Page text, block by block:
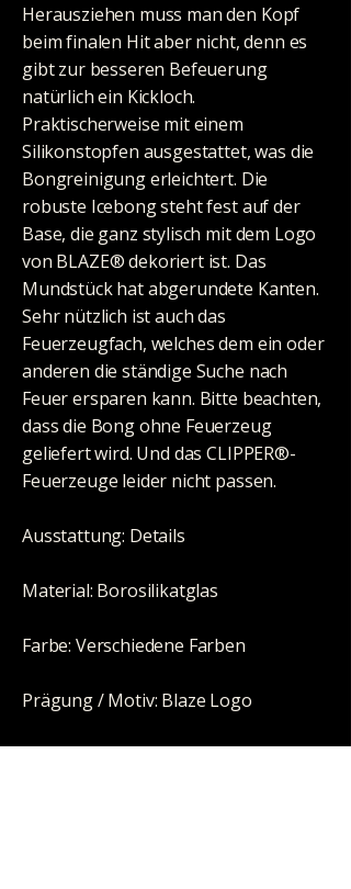
Herausziehen muss man den Kopf
beim finalen Hit aber nicht, denn es
gibt zur besseren Befeuerung
natürlich ein Kickloch.
Praktischerweise mit einem
Silikonstopfen ausgestattet, was die
Bongreinigung erleichtert. Die
robuste Icebong steht fest auf der
Base, die ganz stylisch mit dem Logo
von BLAZE® dekoriert ist. Das
Mundstück hat abgerundete Kanten.
Sehr nützlich ist auch das
Feuerzeugfach, welches dem ein oder
anderen die ständige Suche nach
Feuer ersparen kann. Bitte beachten,
dass die Bong ohne Feuerzeug
geliefert wird. Und das CLIPPER®-
Feuerzeuge leider nicht passen.
Ausstattung: Details
Material: Borosilikatglas
Farbe: Verschiedene Farben
Prägung / Motiv: Blaze Logo